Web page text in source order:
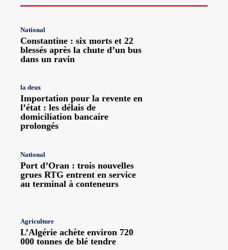
National
Constantine : six morts et 22
blessés après la chute d’un bus
dans un ravin
la deux
Importation pour la revente en
l’état : les délais de
domiciliation bancaire
prolongés
National
Port d’Oran : trois nouvelles
grues RTG entrent en service
au terminal à conteneurs
Agriculture
L’Algérie achète environ 720
000 tonnes de blé tendre